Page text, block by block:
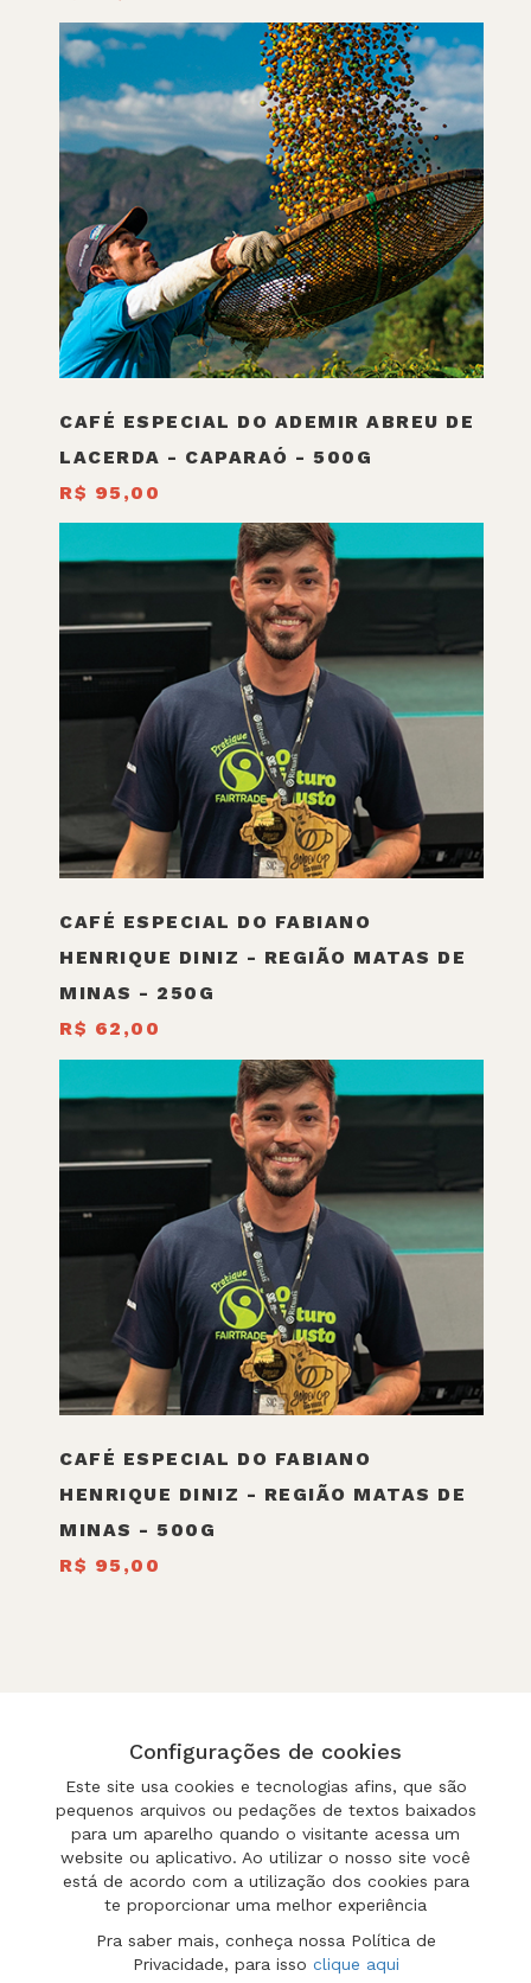
CAFÉ ESPECIAL DO ADEMIR ABREU DE
LACERDA - CAPARAÓ - 500G
R$ 95,00
CAFÉ ESPECIAL DO FABIANO
HENRIQUE DINIZ - REGIÃO MATAS DE
MINAS - 250G
R$ 62,00
CAFÉ ESPECIAL DO FABIANO
HENRIQUE DINIZ - REGIÃO MATAS DE
MINAS - 500G
R$ 95,00
BLOG CONTATO
Configurações de cookies
Este site usa cookies e tecnologias afins, que são
pequenos arquivos ou pedações de textos baixados
para um aparelho quando o visitante acessa um
website ou aplicativo. Ao utilizar o nosso site você
está de acordo com a utilização dos cookies para
te proporcionar uma melhor experiência
Pra saber mais, conheça nossa Política de
Privacidade, para isso clique aqui